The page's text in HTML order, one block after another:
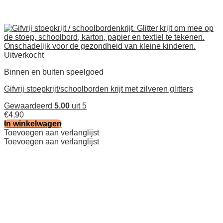
Uitverkocht
Binnen en buiten speelgoed
Gifvrij stoepkrijt/schoolborden krijt met zilveren glitters
Gewaardeerd 5.00 uit 5
€4,90
In winkelwagen
Toevoegen aan verlanglijst
Toevoegen aan verlanglijst